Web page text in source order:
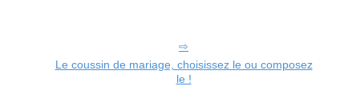
Le coussin de mariage, choisissez le ou composez
le !